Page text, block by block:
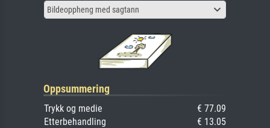
Bildeoppheng med sagtann
Oppsummering
Trykk og medie
€ 77.09
Etterbehandling
€ 13.05